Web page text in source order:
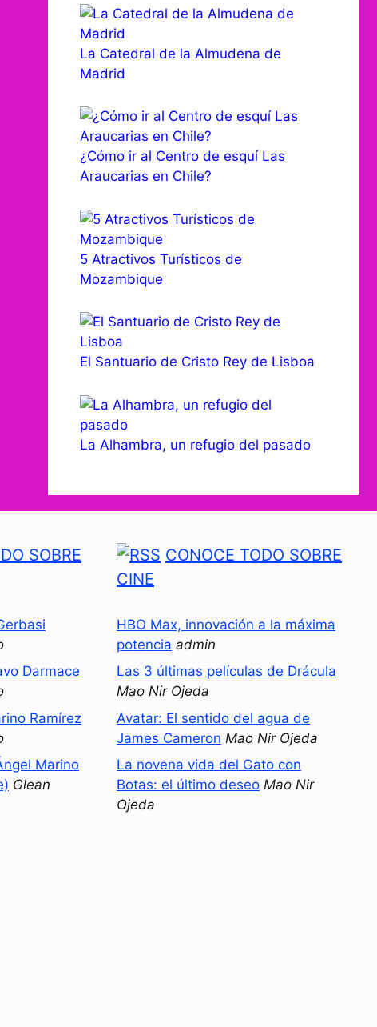
La Catedral de la Almudena de
Madrid
¿Cómo ir al Centro de esquí Las
Araucarias en Chile?
5 Atractivos Turísticos de
Mozambique
El Santuario de Cristo Rey de Lisboa
La Alhambra, un refugio del pasado
SOBRE
Darmace
Ramírez
Marino
Glean
CONOCE TODO SOBRE
CINE
HBO Max, innovación a la máxima
potencia admin
Las 3 últimas películas de Drácula
Mao Nir Ojeda
Avatar: El sentido del agua de
James Cameron Mao Nir Ojeda
La novena vida del Gato con
Botas: el último deseo Mao Nir
Ojeda